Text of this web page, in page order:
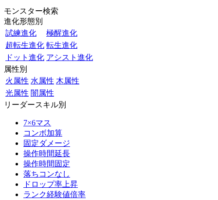
モンスター検索
進化形態別
試練進化
極醒進化
超転生進化 転生進化
ドット進化 アシスト進化
属性別
火属性 水属性 木属性
光属性 闇属性
リーダースキル別
7×6マス
コンボ加算
固定ダメージ
操作時間延長
操作時間固定
落ちコンなし
ドロップ率上昇
ランク経験値倍率